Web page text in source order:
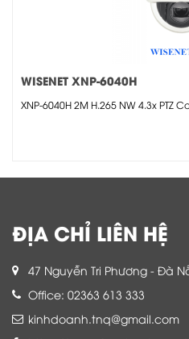
WISENET XNP-6040H
XNP-6040H 2M H.265 NW 4.3x PTZ
ĐỊA CHỈ LIÊN HỆ
47 Nguyễn Tri Phương - Đà
Office: 02363 613 333
kinhdoanh.tnq@gmail.com